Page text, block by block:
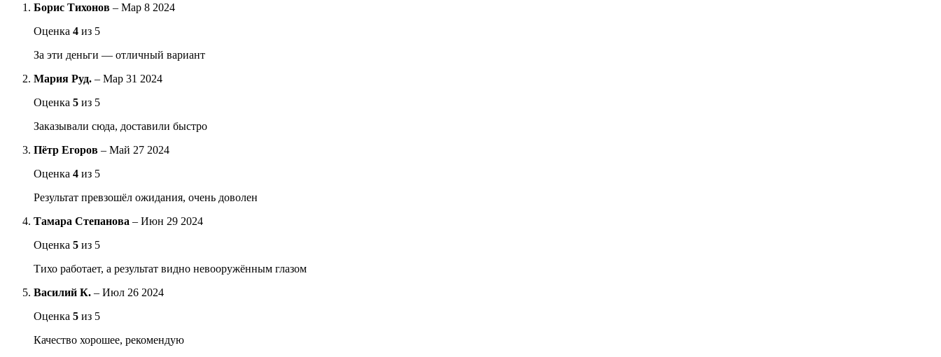
Борис Тихонов – Мар 8 2024
Оценка 4 из 5
За эти деньги — отличный вариант
Мария Руд. – Мар 31 2024
Оценка 5 из 5
Заказывали сюда, доставили быстро
Пётр Егоров – Май 27 2024
Оценка 4 из 5
Результат превзошёл ожидания, очень доволен
Тамара Степанова – Июн 29 2024
Оценка 5 из 5
Тихо работает, а результат видно невооружённым глазом
Василий К. – Июл 26 2024
Оценка 5 из 5
Качество хорошее, рекомендую